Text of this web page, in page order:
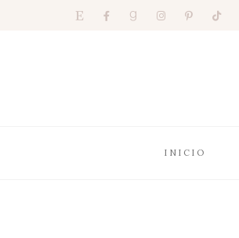
INICIO